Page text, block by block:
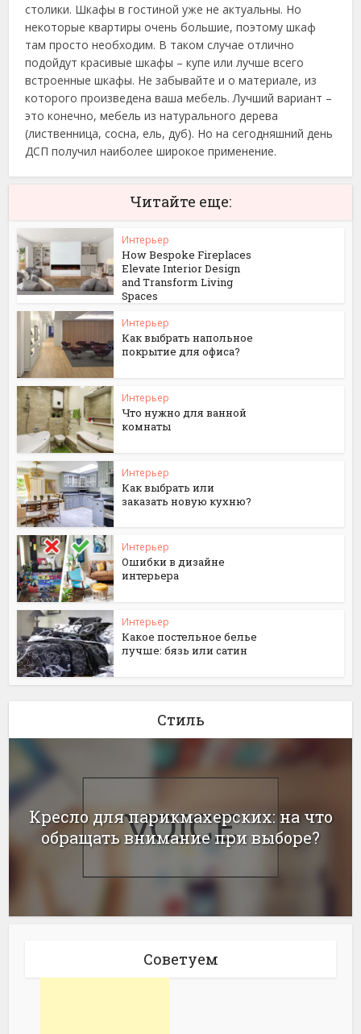
столики. Шкафы в гостиной уже не актуальны. Но
некоторые квартиры очень большие, поэтому шкаф
там просто необходим. В таком случае отлично
подойдут красивые шкафы – купе или лучше всего
встроенные шкафы. Не забывайте и о материале, из
которого произведена ваша мебель. Лучший вариант –
это конечно, мебель из натурального дерева
(лиственница, сосна, ель, дуб). Но на сегодняшний день
ДСП получил наиболее широкое применение.
Читайте еще:
Интерьер
How Bespoke Fireplaces
Elevate Interior Design
and Transform Living
Spaces
Интерьер
Как выбрать напольное
покрытие для офиса?
Интерьер
Что нужно для ванной
комнаты
Интерьер
Как выбрать или
заказать новую кухню?
Интерьер
Ошибки в дизайне
интерьера
Интерьер
Какое постельное белье
лучше: бязь или сатин
Стиль
Кресло для парикмахерских: на что
обращать внимание при выборе?
Советуем